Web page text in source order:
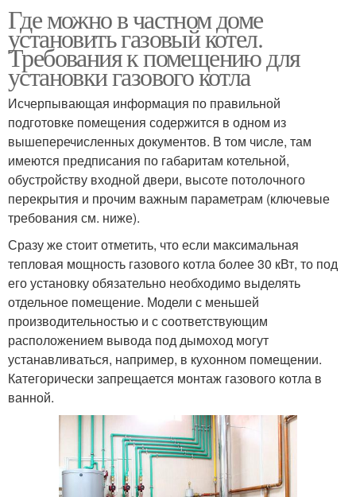
Где можно в частном доме
установить газовый котел.
Требования к помещению для
установки газового котла
Исчерпывающая информация по правильной
подготовке помещения содержится в одном из
вышеперечисленных документов. В том числе, там
имеются предписания по габаритам котельной,
обустройству входной двери, высоте потолочного
перекрытия и прочим важным параметрам (ключевые
требования см. ниже).
Сразу же стоит отметить, что если максимальная
тепловая мощность газового котла более 30 кВт, то под
его установку обязательно необходимо выделять
отдельное помещение. Модели с меньшей
производительностью и с соответствующим
расположением вывода под дымоход могут
устанавливаться, например, в кухонном помещении.
Категорически запрещается монтаж газового котла в
ванной.